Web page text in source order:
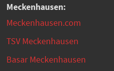
Meckenhausen:
Meckenhausen.com
TSV Meckenhausen
Basar Meckenhausen